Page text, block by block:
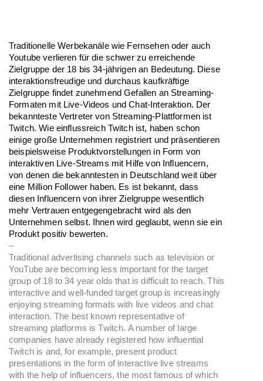
Traditionelle Werbekanäle wie Fernsehen oder auch
Youtube verlieren für die schwer zu erreichende
Zielgruppe der 18 bis 34-jährigen an Bedeutung. Diese
interaktionsfreudige und durchaus kaufkräftige
Zielgruppe findet zunehmend Gefallen an Streaming-
Formaten mit Live-Videos und Chat-Interaktion. Der
bekannteste Vertreter von Streaming-Plattformen ist
Twitch. Wie einflussreich Twitch ist, haben schon
einige große Unternehmen registriert und präsentieren
beispielsweise Produktvorstellungen in Form von
interaktiven Live-Streams mit Hilfe von Influencern,
von denen die bekanntesten in Deutschland weit über
eine Million Follower haben. Es ist bekannt, dass
diesen Influencern von ihrer Zielgruppe wesentlich
mehr Vertrauen entgegengebracht wird als den
Unternehmen selbst. Ihnen wird geglaubt, wenn sie ein
Produkt positiv bewerten.
–
Traditional advertising channels such as television or
YouTube are becoming less important for the target
group of 18 to 34 year olds that is difficult to reach. This
interactive and well-funded target group is increasingly
enjoying streaming formats with live videos and chat
interaction. The best known representative of
streaming platforms is Twitch. A number of large
companies have already registered how influential
Twitch is and, for example, present product
presentations in the form of interactive live streams
with the help of influencers, the most famous of which